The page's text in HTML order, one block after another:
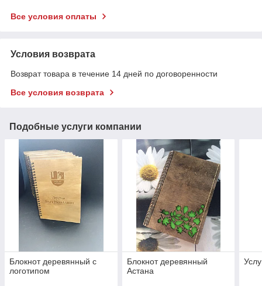
Все условия оплаты
Условия возврата
Возврат товара в течение 14 дней по договоренности
Все условия возврата
Подобные услуги компании
Блокнот деревянный с
логотипом
Блокнот деревянный
Астана